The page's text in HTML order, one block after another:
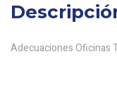
Adecuaciones Oficinas